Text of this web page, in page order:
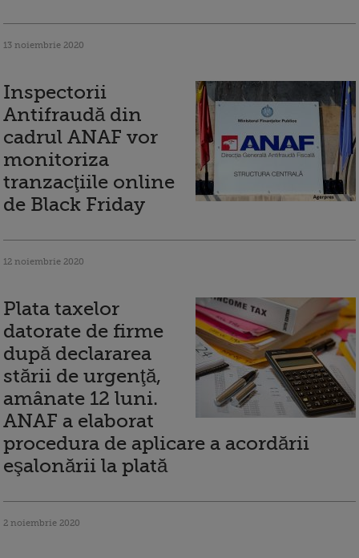
13 noiembrie 2020
Inspectorii
Antifraudă din
cadrul ANAF vor
monitoriza
tranzacţiile online
de Black Friday
12 noiembrie 2020
Plata taxelor
datorate de firme
după declararea
stării de urgenţă,
amânate 12 luni.
ANAF a elaborat
procedura de aplicare a acordării
eşalonării la plată
2 noiembrie 2020